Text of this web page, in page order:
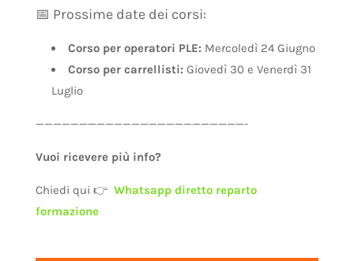
📅 Prossime date dei corsi:
Corso per operatori PLE: Mercoledì 24 Giugno
Corso per carrellisti: Giovedì 30 e Venerdì 31
Luglio
————————————————————————-
Vuoi ricevere più info?
Chiedi qui 👉 Whatsapp diretto reparto
formazione